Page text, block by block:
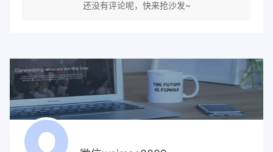
还没有评论呢，快来抢沙发~